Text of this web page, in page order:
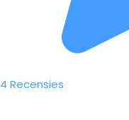
4 Recensies